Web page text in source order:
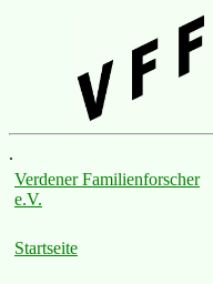
.
Verdener Familienforscher
e.V.
Startseite